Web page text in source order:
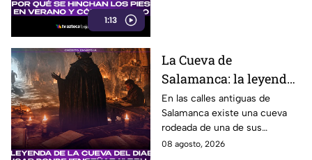
1:13
La Cueva de
Salamanca: la leyenda
del Diablo que
enseñaba magia en
España
En las calles antiguas de
Salamanca existe una cueva
rodeada de una de sus
leyendas más famosas: se dice
08 agosto, 2026